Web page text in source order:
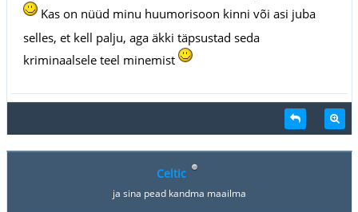
Kas on nüüd minu huumorisoon kinni või asi juba
selles, et kell palju, aga äkki täpsustad seda
kriminaalsele teel minemist
Celtic
ja sina pead kandma maailma